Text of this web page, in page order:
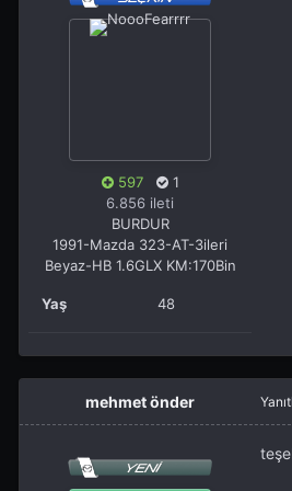
597
1
6.856 ileti
BURDUR
1991-Mazda 323-AT-3ileri
Beyaz-HB 1.6GLX KM:170Bin
Yaş 48
mehmet önder